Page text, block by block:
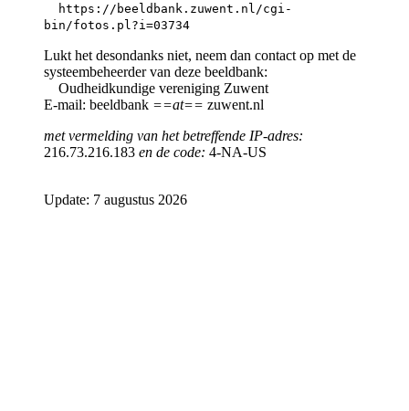
https://beeldbank.zuwent.nl/cgi-
bin/fotos.pl?i=03734
Lukt het desondanks niet, neem dan contact op met de
systeembeheerder van deze beeldbank:
Oudheidkundige vereniging Zuwent
E-mail: beeldbank ==at== zuwent.nl
met vermelding van het betreffende IP-adres:
216.73.216.183 en de code: 4-NA-US
Update: 7 augustus 2026